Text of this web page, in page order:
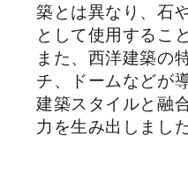
築とは異なり、石
として使用するこ
また、西洋建築の
チ、ドームなどが
建築スタイルと融
力を生み出しました